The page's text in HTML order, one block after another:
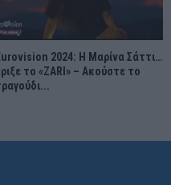
2024: Η Μαρίνα Σάττι…
το «ZARI» – Ακούστε το